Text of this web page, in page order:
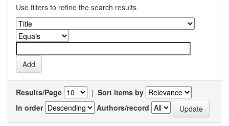
Use filters to refine the search results.
Results/Page | Sort items by
In order
Authors/record